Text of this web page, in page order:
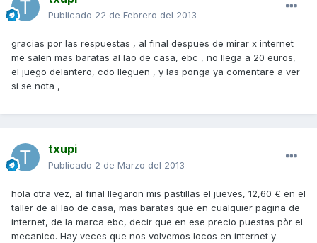
Publicado 22 de Febrero del 2013
gracias por las respuestas , al final despues de mirar x internet
me salen mas baratas al lao de casa, ebc , no llega a 20 euros,
el juego delantero, cdo lleguen , y las ponga ya comentare a ver
si se nota ,
txupi
Publicado 2 de Marzo del 2013
hola otra vez, al final llegaron mis pastillas el jueves, 12,60 € en el
taller de al lao de casa, mas baratas que en cualquier pagina de
internet, de la marca ebc, decir que en ese precio puestas pòr el
mecanico. Hay veces que nos volvemos locos en internet y